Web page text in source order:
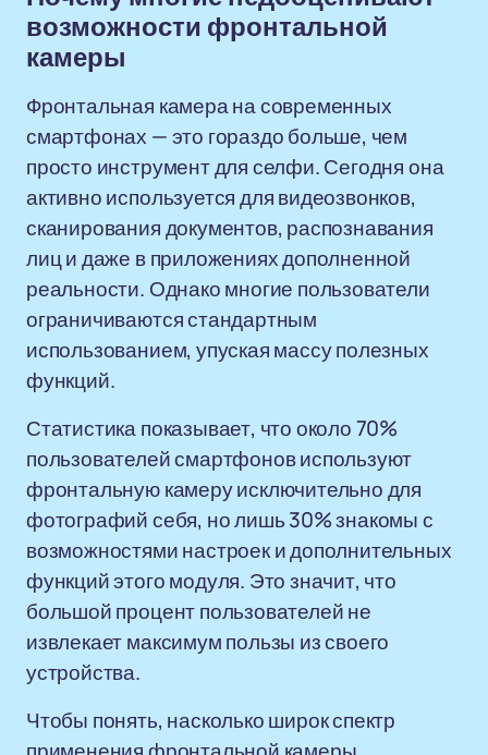
возможности фронтальной
камеры
Фронтальная камера на современных
смартфонах — это гораздо больше, чем
просто инструмент для селфи. Сегодня она
активно используется для видеозвонков,
сканирования документов, распознавания
лиц и даже в приложениях дополненной
реальности. Однако многие пользователи
ограничиваются стандартным
использованием, упуская массу полезных
функций.
Статистика показывает, что около 70%
пользователей смартфонов используют
фронтальную камеру исключительно для
фотографий себя, но лишь 30% знакомы с
возможностями настроек и дополнительных
функций этого модуля. Это значит, что
большой процент пользователей не
извлекает максимум пользы из своего
устройства.
Чтобы понять, насколько широк спектр